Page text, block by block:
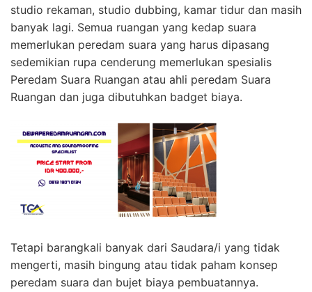
studio rekaman, studio dubbing, kamar tidur dan masih
banyak lagi. Semua ruangan yang kedap suara
memerlukan peredam suara yang harus dipasang
sedemikian rupa cenderung memerlukan spesialis
Peredam Suara Ruangan atau ahli peredam Suara
Ruangan dan juga dibutuhkan badget biaya.
Tetapi barangkali banyak dari Saudara/i yang tidak
mengerti, masih bingung atau tidak paham konsep
peredam suara dan bujet biaya pembuatannya.